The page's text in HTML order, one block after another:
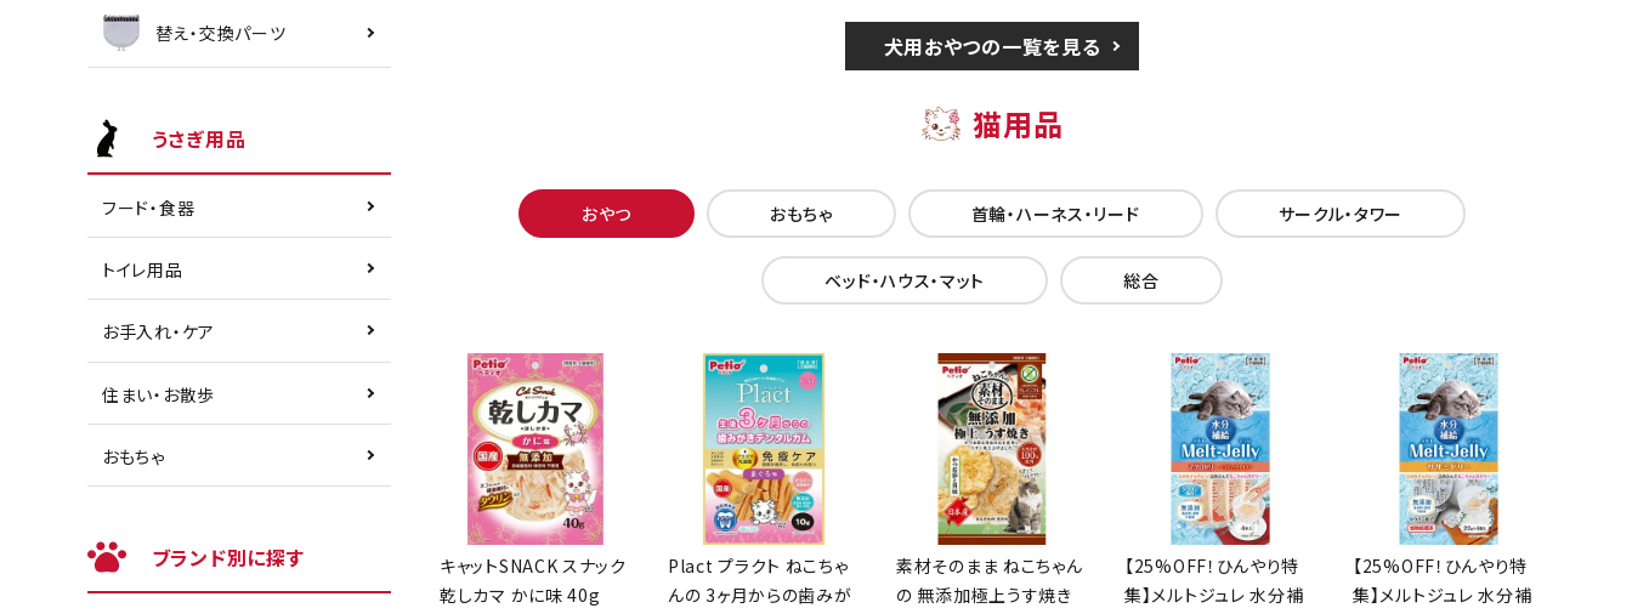
替え・交換パーツ
うさぎ用品
フード・食器
トイレ用品
お手入れ・ケア
住まい・お散歩
おもちゃ
ブランド別に探す
犬用おやつの一覧を見る
猫用品
おやつ おもちゃ 首輪・ハーネス・リード サークル・タワー
ベッド・ハウス・マット 総合
キャットSNACK スナック
乾しカマ かに味 40g
Plact プラクト ねこちゃ
んの 3ヶ月からの歯みが
素材そのまま ねこちゃん
の 無添加極上うす焼き
【25%OFF！ひんやり特
集】メルトジュレ 水分補
【25%OFF！ひんやり特
集】メルトジュレ 水分補